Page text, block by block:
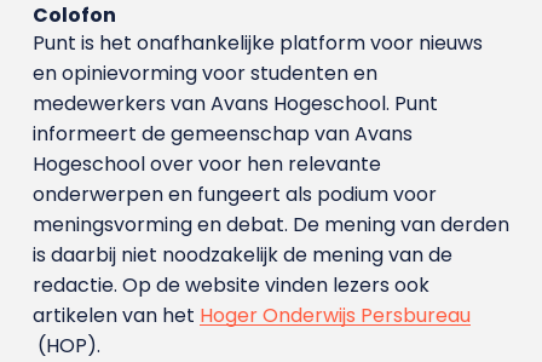
Colofon
Punt is het onafhankelijke platform voor nieuws
en opinievorming voor studenten en
medewerkers van Avans Hoge­school. Punt
informeert de gemeenschap van Avans
Hogeschool over voor hen relevante
onderwerpen en fungeert als podium voor
meningsvorming en debat. De mening van derden
is daarbij niet noodzakelijk de mening van de
redactie. Op de website vinden lezers ook
artikelen van het Hoger Onderwijs Persbureau
(HOP).